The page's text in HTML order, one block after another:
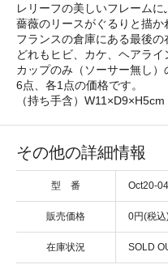
レリーフの美しいフレーム
薔薇のリースがぐるりと描
フランスの倉庫にある最後の
どれもヒビ、カケ、ヘアライ
カップのみ（ソーサー無し
6点、各1点の価格です。
（持ち手含）W11×D9×H5cm
その他の詳細情報
型 番 Oct20-
販売価格 0円(税込
在庫状況 SOLD